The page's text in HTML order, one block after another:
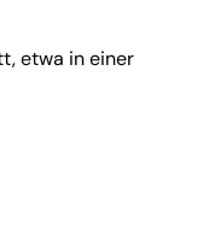
etwa in einer